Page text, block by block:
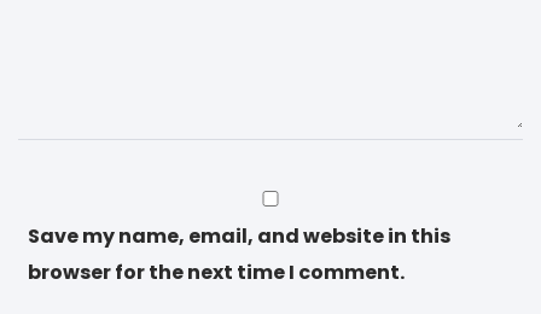
Save my name, email, and website in this
browser for the next time I comment.